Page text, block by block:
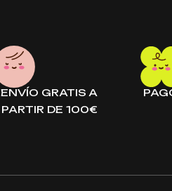
ENVÍO GRATIS A
PARTIR DE 100€